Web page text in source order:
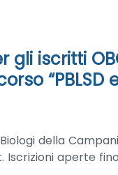
iscritti
“PBLSD
della
Iscrizioni aperte